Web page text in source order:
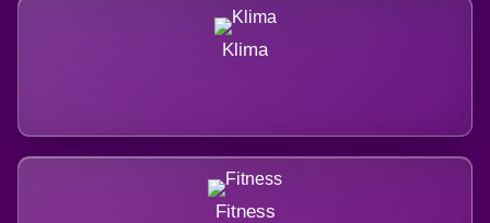
Klima
Fitness